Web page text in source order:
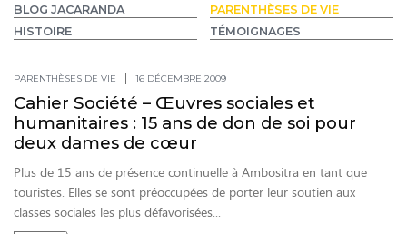
BLOG JACARANDA
HISTOIRE
PARENTHÈSES DE VIE
TÉMOIGNAGES
PARENTHÈSES DE VIE 16 DÉCEMBRE 2009
Cahier Société – Œuvres sociales et
humanitaires : 15 ans de don de soi pour
deux dames de cœur
Plus de 15 ans de présence continuelle à Ambositra en tant que
touristes. Elles se sont préoccupées de porter leur soutien aux
classes sociales les plus défavorisées...